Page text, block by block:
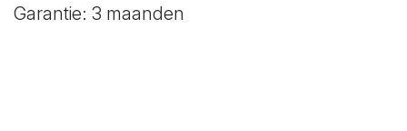
Garantie: 3 maanden